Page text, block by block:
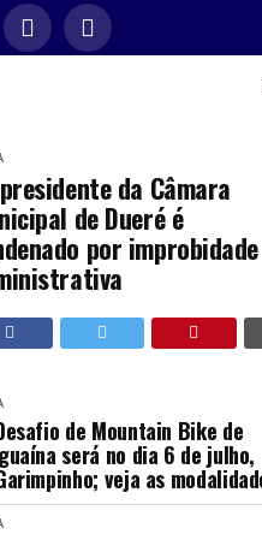
da Câmara
de Dueré é
por improbidade
de Mountain Bike de
será no dia 6 de julho,
veja as